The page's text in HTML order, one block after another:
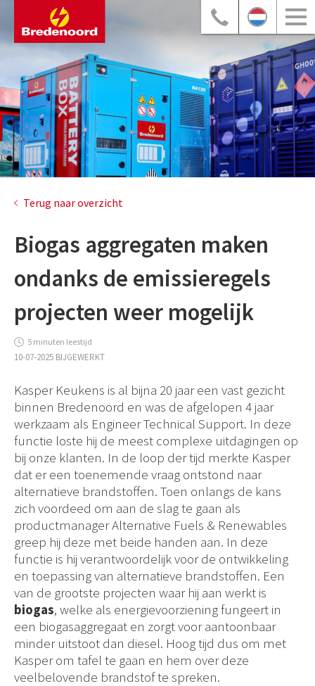
Terug naar overzicht
Biogas aggregaten maken
ondanks de emissieregels
projecten weer mogelijk
5 minuten leestijd
10-07-2025 BIJGEWERKT
Kasper Keukens is al bijna 20 jaar een vast gezicht
binnen Bredenoord en was de afgelopen 4 jaar
werkzaam als Engineer Technical Support. In deze
functie loste hij de meest complexe uitdagingen op
bij onze klanten. In de loop der tijd merkte Kasper
dat er een toenemende vraag ontstond naar
alternatieve brandstoffen. Toen onlangs de kans
zich voordeed om aan de slag te gaan als
productmanager Alternative Fuels & Renewables
greep hij deze met beide handen aan. In deze
functie is hij verantwoordelijk voor de ontwikkeling
en toepassing van alternatieve brandstoffen. Een
van de grootste projecten waar hij aan werkt is
biogas, welke als energievoorziening fungeert in
een biogasaggregaat en zorgt voor aantoonbaar
minder uitstoot dan diesel. Hoog tijd dus om met
Kasper om tafel te gaan en hem over deze
veelbelovende brandstof te spreken.